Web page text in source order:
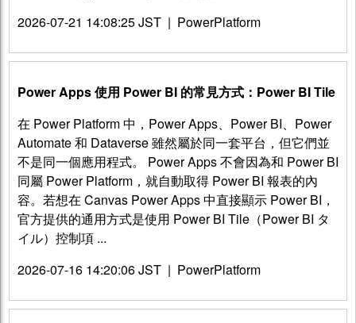
2026-07-21 14:08:25 JST | PowerPlatform
Power Apps 使用 Power BI 的常見方式：Power BI Tile
在 Power Platform 中，Power Apps、Power BI、Power
Automate 和 Dataverse 雖然屬於同一套平台，但它們並
不是同一個應用程式。 Power Apps 不會因為和 Power BI
同屬 Power Platform，就自動取得 Power BI 報表的內
容。若想在 Canvas Power Apps 中直接顯示 Power BI，
官方提供的通用方式是使用 Power BI Tile（Power BI タ
イル）控制項 ...
2026-07-16 14:20:06 JST | PowerPlatform